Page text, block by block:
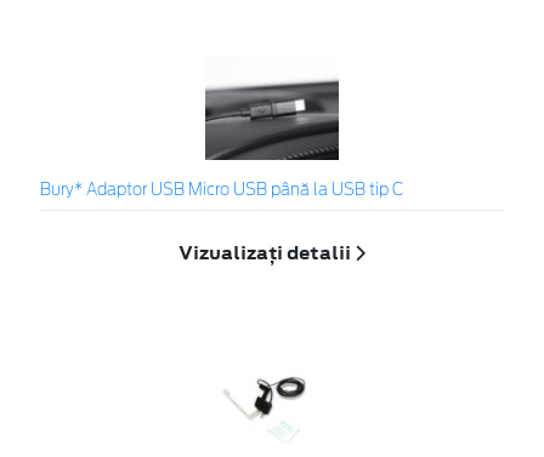
Bury* Adaptor USB Micro USB până la USB tip C
Vizualizați detalii